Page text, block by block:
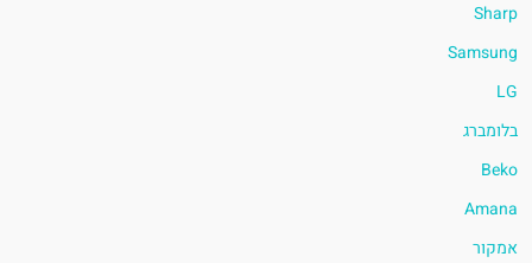
Sharp
Samsung
LG
בלומברג
Beko
Amana
אמקור